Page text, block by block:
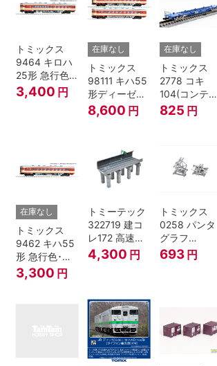
トミックス
9464 キロハ
25形 急行色･
一段窓 Nゲー
ジ
3,400 円
在庫なし
トミックス
98111 キハ55
形ディーゼル
カー 急行色･
一段窓 2両セ
8,600 円
在庫なし
トミックス
2778 コキ
104(コンテナ
無し) Nゲージ
825 円
在庫なし
トミックス
9462 キハ55
形 急行色･一
段窓 Ｔ Nゲー
ジ
3,300 円
トミーテック
322719 建コ
レ172 高速道
路 Ｎゲージ
4,300 円
トミックス
0258 パンタ
グラフ
PT4811N 2個
693 円